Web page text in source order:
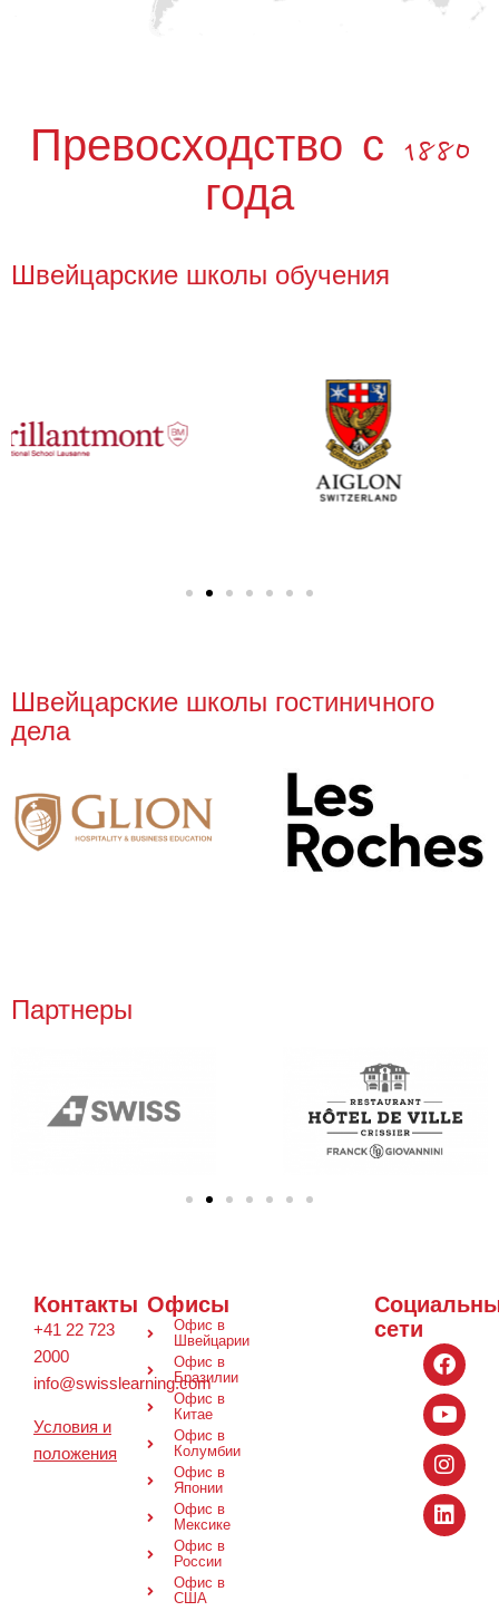
Превосходство с 1880
года
Швейцарские школы обучения
Швейцарские школы гостиничного
дела
Партнеры
Контакты
+41 22 723
2000
info@swisslearning.com
Условия и
положения
Офисы
Офис в
Швейцарии
Офис в
Бразилии
Офис в
Китае
Офис в
Колумбии
Офис в
Японии
Офис в
Мексике
Офис в
России
Офис в
США
сети